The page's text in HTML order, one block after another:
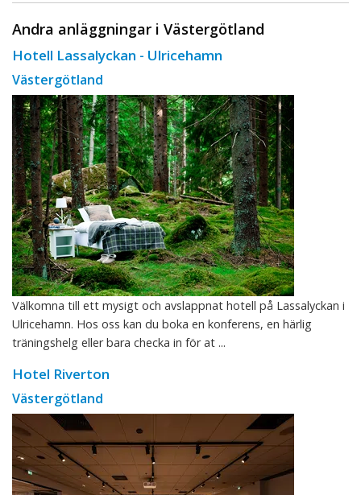
Andra anläggningar i Västergötland
Hotell Lassalyckan - Ulricehamn
Västergötland
Välkomna till ett mysigt och avslappnat hotell på Lassalyckan i
Ulricehamn. Hos oss kan du boka en konferens, en härlig
träningshelg eller bara checka in för at ...
Hotel Riverton
Västergötland